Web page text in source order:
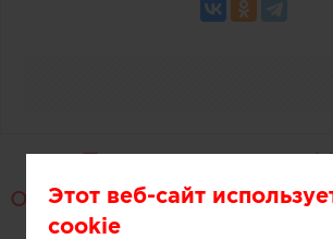
Барные центры
обеспечивают
Этот веб-сайт
cookie